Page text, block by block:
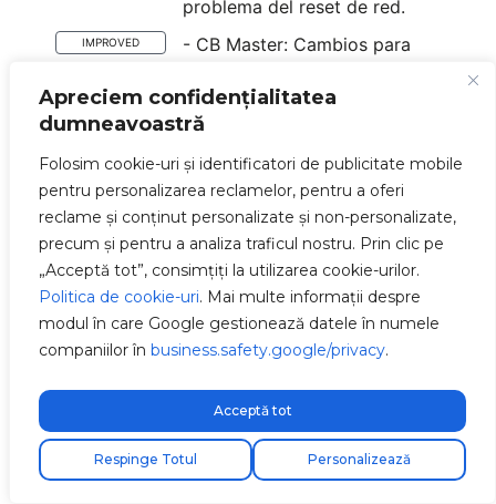
Apreciem confidențialitatea
dumneavoastră
Folosim cookie-uri și identificatori de publicitate mobile
pentru personalizarea reclamelor, pentru a oferi
reclame și conținut personalizate și non-personalizate,
precum și pentru a analiza traficul nostru. Prin clic pe
„Acceptă tot”, consimțiți la utilizarea cookie-urilor.
Politica de cookie-uri. Mai multe informații despre
modul în care Google gestionează datele în numele
companiilor în business.safety.google/privacy.
Personalizează
Respinge Totul
Acceptă tot
problema del reset de red.
IMPROVED
- CB Master: Cambios para
una llamada.
IMPROVED
- CB Master: Cambios por la
forma en la que se envian
datos del medidor.
IMPROVED
- CB Master: Mejoras punto de
acceso.
IMPROVED
- CB Master: Mejoras por
cambios de comunicación
entre módulos.
ahora son seguros ante hilos
distintos.
IMPROVED
- CB N: Server Controller se